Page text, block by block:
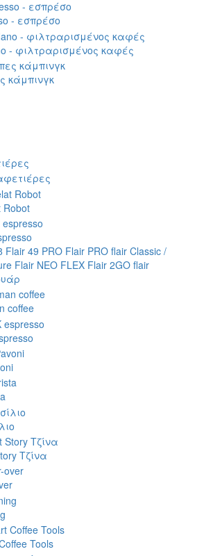
- εσπρέσο
- φιλτραρισμένος καφές
κάμπινγκ
Robot
Flair 49 PRO Flair PRO flair Classic /
Flair NEO FLEX Flair 2GO flair
coffee
Τζίνα
Tools